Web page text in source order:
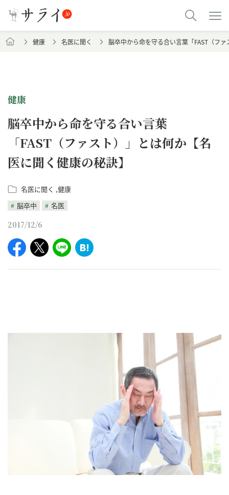
健康 名医に聞く 脳卒中から命を守る合い言葉「FAST（フ
健康
脳卒中から命を守る合い言葉
「FAST（ファスト）」とは何か【名
医に聞く健康の秘訣】
名医に聞く 健康
脳卒中
名医
2017/12/6